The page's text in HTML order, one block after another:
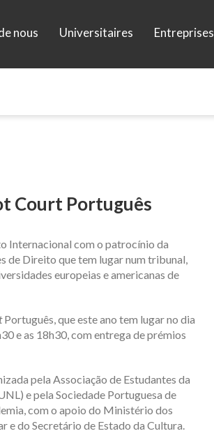
nous Universitaires Entreprises
Court Português
Internacional com o patrocínio da
de Direito que tem lugar num tribunal,
europeias e americanas de
Português, que este ano tem lugar no dia
e as 18h30, com entrega de prémios
pela Associação de Estudantes da
e pela Sociedade Portuguesa de
com o apoio do Ministério dos
do Secretário de Estado da Cultura.